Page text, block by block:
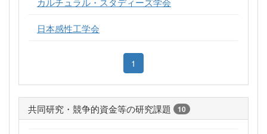
日本感性工学会
1
共同研究・競争的資金等の研究課題 10